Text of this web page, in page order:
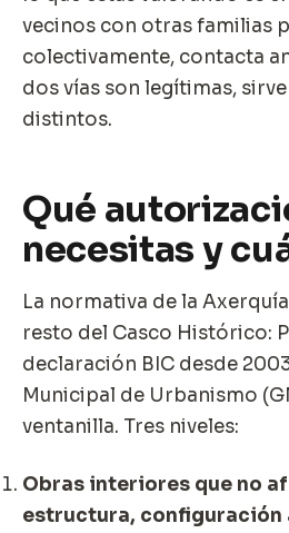
vecinos con otras familias
colectivamente, contacta
dos vías son legítimas,
distintos.
Qué
necesitas y
La normativa de la
resto del Casco Histórico:
declaración BIC desde
Municipal de Urbanismo
ventanilla. Tres niveles:
Obras interiores que no
estructura,